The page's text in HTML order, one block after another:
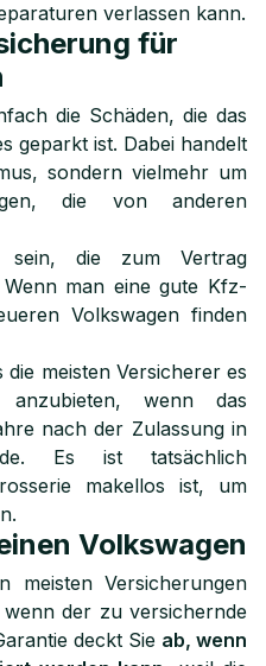
verlassen kann.
für
die Schäden, die das
geparkt ist. Dabei handelt
sondern vielmehr um
die von anderen
die zum Vertrag
man eine gute Kfz-
Volkswagen finden
meisten Versicherer es
anzubieten, wenn das
nach der Zulassung in
Es ist tatsächlich
makellos ist, um
Volkswagen
meisten Versicherungen
der zu versichernde
deckt Sie ab, wenn